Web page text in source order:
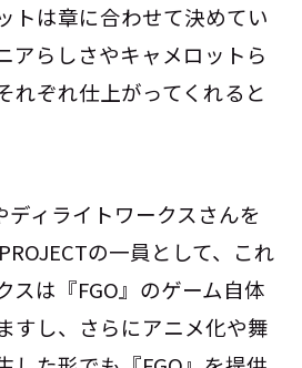
トは章に合わせて決めてい
アらしさやキャメロットら
れぞれ仕上がってくれると
ディライトワークスさんを
の一員として、これ
スは『FGO』のゲーム自体
すし、さらにアニメ化や舞